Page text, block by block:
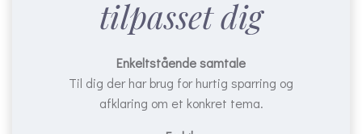
tilpasset dig
Enkeltstående samtale
Til dig der har brug for hurtig sparring og
afklaring om et konkret tema.